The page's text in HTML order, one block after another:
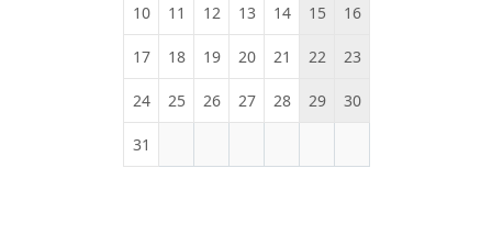
10 11 12 13 14 15 16
17 18 19 20 21 22 23
24 25 26 27 28 29 30
31